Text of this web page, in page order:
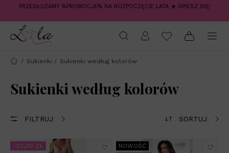
PRZEDŁUŻAMY %PROMOCJE% NA ROZPOCZĘCIE LATA ☀️ SPIESZ SIĘ!
/ Sukienki / Sukienki według kolorów
Sukienki według kolorów
FILTRUJ SORTUJ
-20,00 ZŁ
NOWOŚĆ